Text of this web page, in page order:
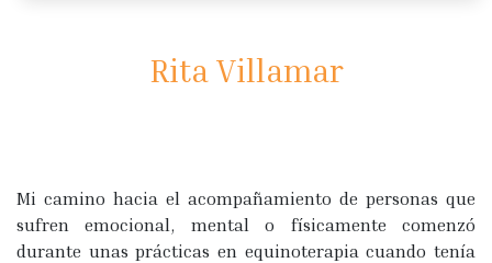
Rita Villamar
Mi camino hacia el acompañamiento de personas que
sufren emocional, mental o físicamente comenzó
durante unas prácticas en equinoterapia cuando tenía